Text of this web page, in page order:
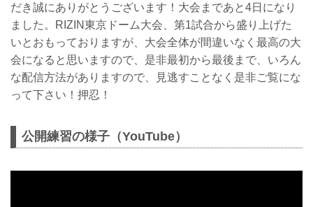
だき誠にありがとうございます！大会まであと4日になり
ました。RIZIN東京ドーム大会、第1試合から盛り上げた
いとおもっておりますが、大会全体が間違いなく最高の大
会になると思いますので、是非最初から最後まで、いろん
な配信方法がありますので、見逃すことなく是非ご覧にな
って下さい！押忍！
公開練習の様子（YouTube）